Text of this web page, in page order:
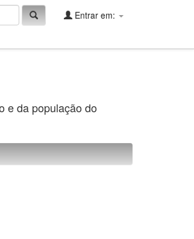
Entrar em:
e da população do